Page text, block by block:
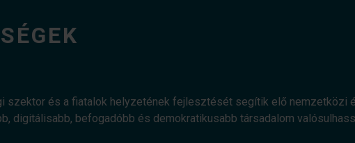
szektor és a fiatalok helyzetének fejlesztését segítik elő nemzetközi
digitálisabb, befogadóbb és demokratikusabb társadalom